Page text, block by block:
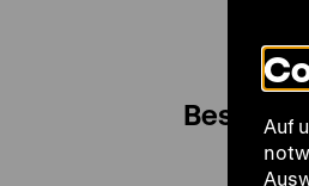
Besuch
Auf